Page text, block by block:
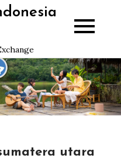
utara